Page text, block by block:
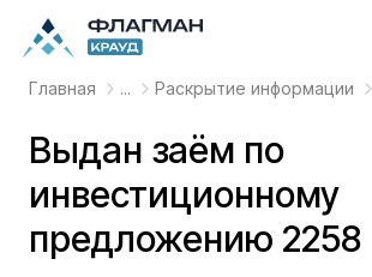
Главная ... Раскрытие информации
Выдан заём по
инвестиционному
предложению 2258